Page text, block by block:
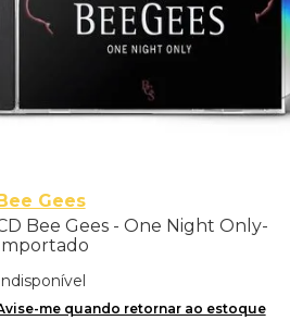
Gees
Bee Gees - One Night Only-
me quando retornar ao estoque